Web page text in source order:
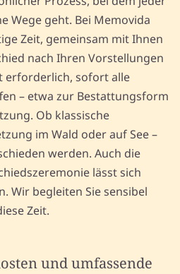
Wege geht. Bei Memovida
Zeit, gemeinsam mit Ihnen
nach Ihren Vorstellungen
erforderlich, sofort alle
– etwa zur Bestattungsform
Ob klassische
im Wald oder auf See –
werden. Auch die
lässt sich
Wir begleiten Sie sensibel
Zeit.
und umfassende